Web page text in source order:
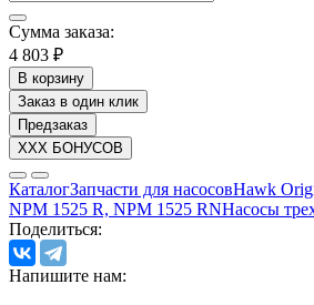
Сумма заказа:
4 803 ₽
В корзину
Заказ в один клик
Предзаказ
XXX БОНУСОВ
КаталогЗапчасти для насосовHawk
NPM 1525 R, NPM 1525 RNНасосы
Поделиться:
Напишите нам: